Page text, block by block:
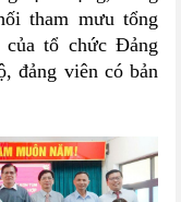
tham mưu tổng
tổ chức Đảng
đảng viên có bản